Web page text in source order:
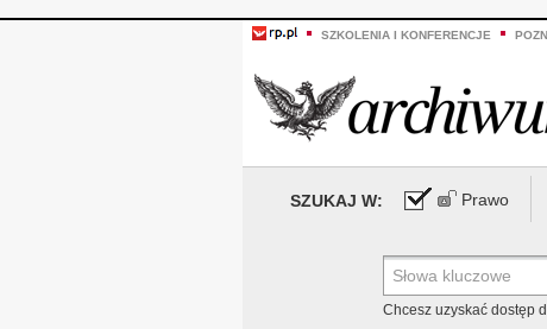
SZKOLENIA I KONFERENCJE
SZUKAJ W: Prawo
Chcesz uzyskać dostęp